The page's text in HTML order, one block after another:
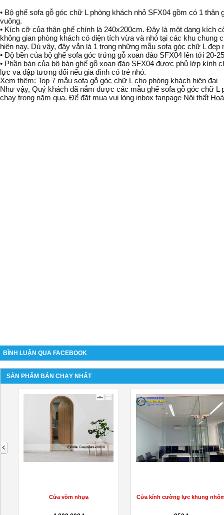
• Bộ ghế sofa gỗ góc chữ L phòng khách nhỏ SFX04 gồm có 1 thân
vuông.
• Kích cỡ của thân ghế chính là 240x200cm. Đây là một dạng kích
không gian phòng khách có diện tích vừa và nhỏ tại các khu chung
hiện nay. Dù vậy, đây vẫn là 1 trong những mẫu sofa góc chữ L đẹp
• Độ bền của bộ ghế sofa góc trứng gỗ xoan đào SFX04 lên tới 20-
• Phần bàn của bộ bàn ghế gỗ xoan đào SFX04 được phủ lớp kính
lực va đập tương đối nếu gia đình có trẻ nhỏ.
Xem thêm: Top 7 mẫu sofa gỗ góc chữ L cho phòng khách hiện đại
Như vậy, Quý khách đã nắm được các mẫu ghế sofa gỗ góc chữ L
chạy trong năm qua. Để đặt mua vui lòng inbox fanpage Nội thất
BÌNH LUẬN QUA FACEBOOK
SẢN PHẨM BÁN CHẠY NHẤT
Cửa vòm nhựa Cửa kính cường lực khung
next